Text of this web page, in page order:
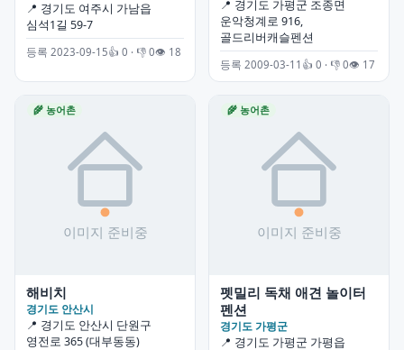
📍 경기도 여주시 가남읍
심석1길 59-7
등록 2023-09-15👍 0 · 👎 0👁 18
📍 경기도 가평군 조종면
운악청계로 916,
골드리버캐슬펜션
등록 2009-03-11 👍 0 · 👎 0👁 17
🌾 농어촌
해비치
경기도 안산시
📍 경기도 안산시 단원구
영전로 365 (대부동동)
🌾 농어촌
펫밀리 독채 애견 놀이터
펜션
경기도 가평군
📍 경기도 가평군 가평읍